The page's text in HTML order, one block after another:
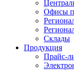
Офисы
Склады
Продукция
Прайс-